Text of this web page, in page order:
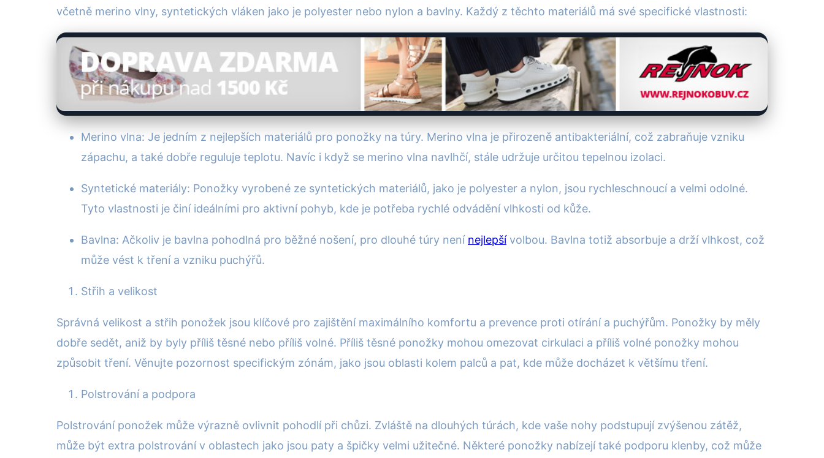
včetně merino vlny, syntetických vláken jako je polyester nebo nylon a bavlny. Každý z těchto materiálů má své specifické vlastnosti:
Merino vlna: Je jedním z nejlepších materiálů pro ponožky na túry. Merino vlna je přirozeně antibakteriální, což zabraňuje vzniku
zápachu, a také dobře reguluje teplotu. Navíc i když se merino vlna navlhčí, stále udržuje určitou tepelnou izolaci.
Syntetické materiály: Ponožky vyrobené ze syntetických materiálů, jako je polyester a nylon, jsou rychleschnoucí a velmi odolné.
Tyto vlastnosti je činí ideálními pro aktivní pohyb, kde je potřeba rychlé odvádění vlhkosti od kůže.
Bavlna: Ačkoliv je bavlna pohodlná pro běžné nošení, pro dlouhé túry není nejlepšívolbou. Bavlna totiž absorbuje a drží vlhkost, což
může vést k tření a vzniku puchýřů.
Střih a velikost
Správná velikost a střih ponožek jsou klíčové pro zajištění maximálního komfortu a prevence proti otírání a puchýřům. Ponožky by měly
dobře sedět, aniž by byly příliš těsné nebo příliš volné. Příliš těsné ponožky mohou omezovat cirkulaci a příliš volné ponožky mohou
způsobit tření. Věnujte pozornost specifickým zónám, jako jsou oblasti kolem palců a pat, kde může docházet k většímu tření.
Polstrování a podpora
Polstrování ponožek může výrazně ovlivnit pohodlí při chůzi. Zvláště na dlouhých túrách, kde vaše nohy podstupují zvýšenou zátěž,
může být extra polstrování v oblastech jako jsou paty a špičky velmi užitečné. Některé ponožky nabízejí také podporu klenby, což může